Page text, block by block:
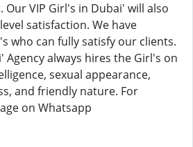
VIP Girl's in Dubai' will also
satisfaction. We have
who can fully satisfy our clients.
Agency always hires the Girl's on
sexual appearance,
and friendly nature. For
on Whatsapp